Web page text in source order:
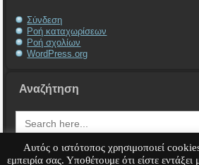
Σύνδεση
Ροή καταχωρίσεων
Ροή σχολίων
WordPress.org
Αναζήτηση
Search
for:
Αυτός ο ιστότοπος χρησιμοποιεί
εμπειρία σας. Υποθέτουμε ότι είστε